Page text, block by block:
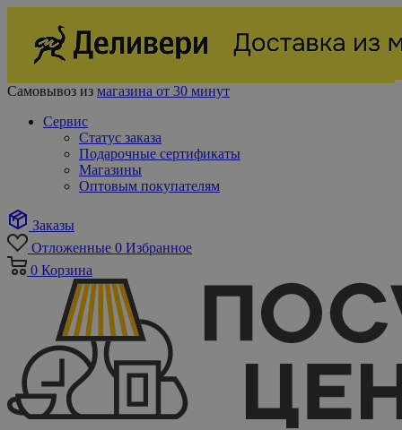
Самовывоз из магазина от 30 минут
Сервис
Статус заказа
Подарочные сертификаты
Магазины
Оптовым покупателям
Заказы
Отложенные 0 Избранное
0 Корзина